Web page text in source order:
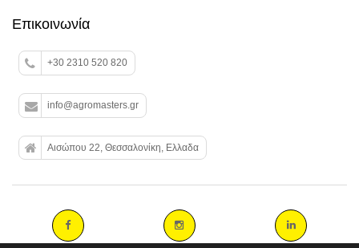
Επικοινωνία
+30 2310 520 820
info@agromasters.gr
Αισώπου 22, Θεσσαλονίκη, Ελλαδα